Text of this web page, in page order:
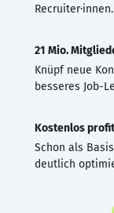
Recruiter·innen.
21 Mio.
Knüpf neue
besseres Job-
Kostenlos
Schon als
deutlich